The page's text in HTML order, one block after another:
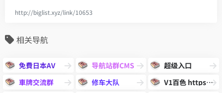
http://biglist.xyz/link/10653
相关导航
免費日本AV 导航站群CMS
超级入口
車牌交流群
修车大队
V1百色 https://www.v1bs.vip